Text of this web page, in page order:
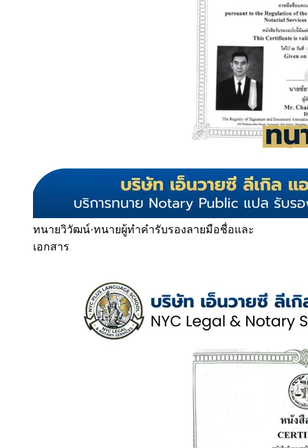
ทนายวิวัฒน์·ทนายผู้ทำคำรับรองลายมือชื่อและ
เอกสาร